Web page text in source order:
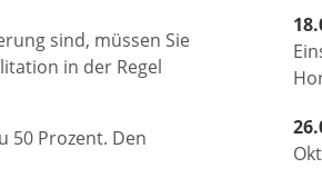
sind, müssen Sie
in der Regel
50 Prozent. Den